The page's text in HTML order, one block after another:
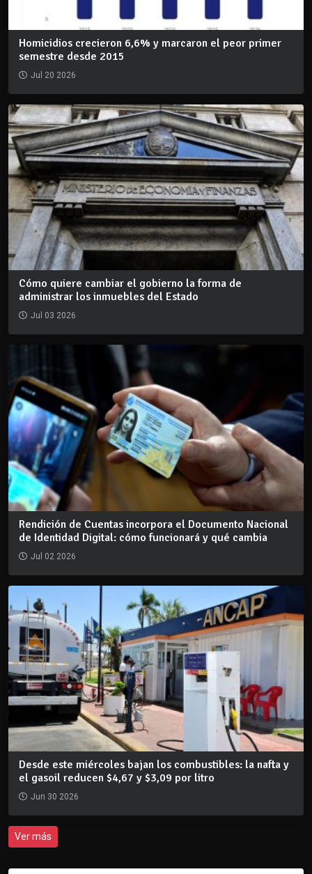
Homicidios crecieron 6,6% y marcaron el peor primer
semestre desde 2015
Jul 20 2026
Cómo quiere cambiar el gobierno la forma de
administrar los inmuebles del Estado
Jul 03 2026
Rendición de Cuentas incorpora el Documento Nacional
de Identidad Digital: cómo funcionará y qué cambia
Jul 02 2026
Desde este miércoles bajan los combustibles: la nafta y
el gasoil reducen $4,67 y $3,09 por litro
Jun 30 2026
Ver más